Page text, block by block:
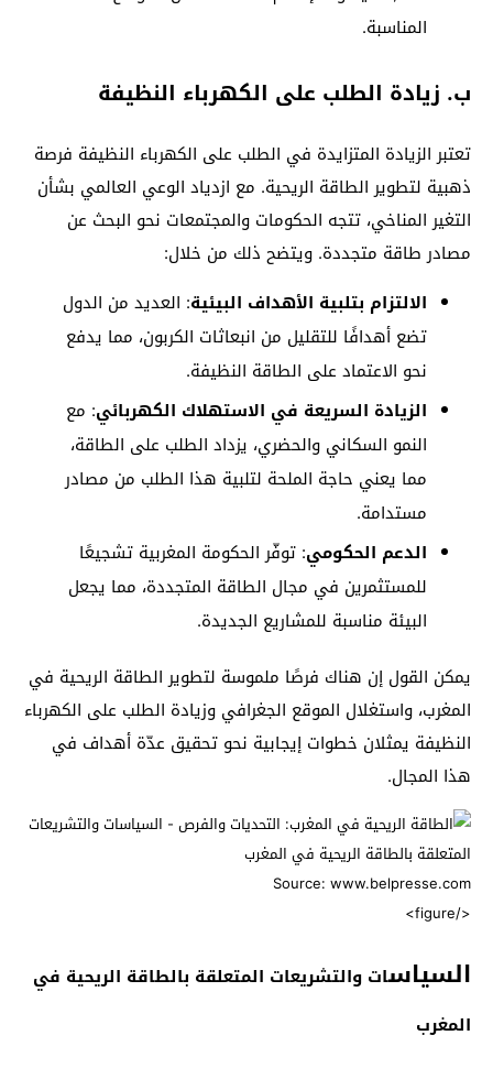
المناسبة.
ب. زيادة الطلب على الكهرباء النظيفة
تعتبر الزيادة المتزايدة في الطلب على الكهرباء النظيفة فرصة
ذهبية لتطوير الطاقة الريحية. مع ازدياد الوعي العالمي بشأن
التغير المناخي، تتجه الحكومات والمجتمعات نحو البحث عن
مصادر طاقة متجددة. ويتضح ذلك من خلال:
الالتزام بتلبية الأهداف البيئية: العديد من الدول
تضع أهدافًا للتقليل من انبعاثات الكربون، مما يدفع
نحو الاعتماد على الطاقة النظيفة.
الزيادة السريعة في الاستهلاك الكهربائي: مع
النمو السكاني والحضري، يزداد الطلب على الطاقة،
مما يعني حاجة الملحة لتلبية هذا الطلب من مصادر
مستدامة.
الدعم الحكومي: توفّر الحكومة المغربية تشجيعًا
للمستثمرين في مجال الطاقة المتجددة، مما يجعل
البيئة مناسبة للمشاريع الجديدة.
يمكن القول إن هناك فرصًا ملموسة لتطوير الطاقة الريحية في
المغرب، واستغلال الموقع الجغرافي وزيادة الطلب على الكهرباء
النظيفة يمثلان خطوات إيجابية نحو تحقيق عدّة أهداف في
هذا المجال.
Source: www.belpresse.com
</figure>
السياسات والتشريعات المتعلقة بالطاقة الريحية في
المغرب